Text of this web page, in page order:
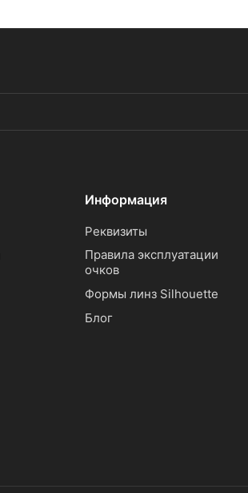
Информация
Реквизиты
Правила эксплуатации
очков
Формы линз Silhouette
Блог